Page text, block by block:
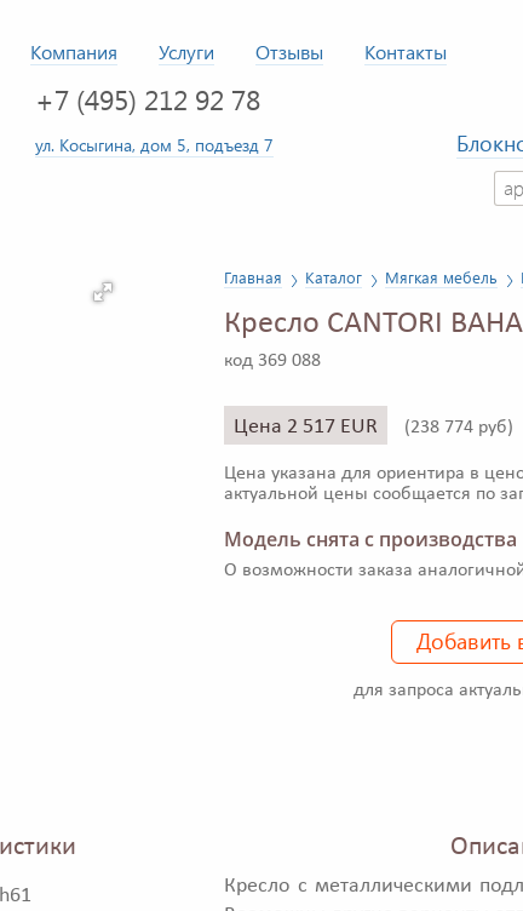
Компания Услуги Отзывы Контакты
+7 (495) 212 92 78
ул. Косыгина, дом 5, подъезд 7
Главная Каталог Мягкая мебель
Кресло CANTORI
код 369 088
Цена 2 517 EUR (238 774 руб)
Цена указана для ориентира в
актуальной цены сообщается по
Модель снята с производства
О возможности заказа
Добавить
для запроса
Кресло с металлическими